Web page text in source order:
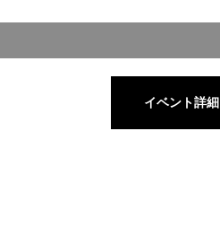
イベント詳細